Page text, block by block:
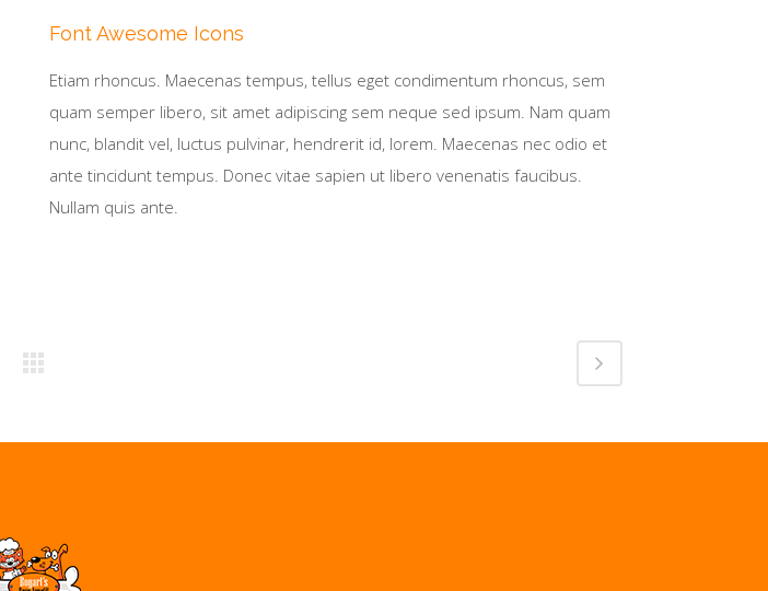
Font Awesome Icons
Etiam rhoncus. Maecenas tempus, tellus eget condimentum rhoncus, sem
quam semper libero, sit amet adipiscing sem neque sed ipsum. Nam quam
nunc, blandit vel, luctus pulvinar, hendrerit id, lorem. Maecenas nec odio et
ante tincidunt tempus. Donec vitae sapien ut libero venenatis faucibus.
Nullam quis ante.